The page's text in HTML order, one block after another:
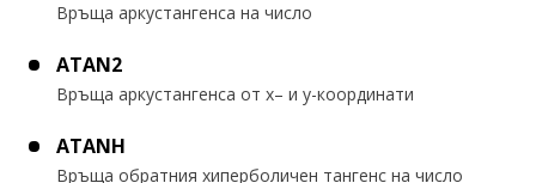
Връща аркустангенса на число
ATAN2
Връща аркустангенса от x– и y-координати
ATANH
Връща обратния хиперболичен тангенс на число